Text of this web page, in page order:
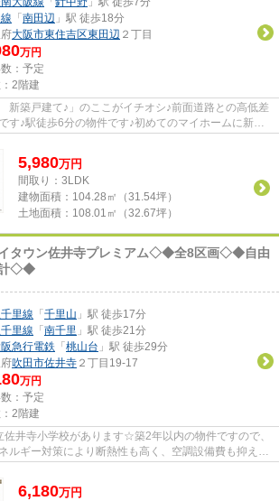
「 南田辺 」駅 徒歩18分
大阪市東住吉区東田辺 ２丁目
万円
：予定
2階建
新築戸建て♪」のここがイチオシ♪前面道路との高低差
す♪駅徒歩6分の物件です♪初めてのマイホームに新築
5,980万円
間取り：3LDK
建物面積： 104.28㎡（31.54坪）
土地面積： 108.01㎡（32.67坪）
タウン佐井寺プレミアム◇◆全8区画◇◆自由
◇◆
里線 「 千里山 」駅 徒歩17分
里線 「 南千里 」駅 徒歩21分
急行電鉄 「 桃山台 」駅 徒歩29分
吹田市佐井寺 ２丁目19-17
万円
：予定
2階建
井寺小学校があります☆築2年以内の物件ですので、
ルギー対策により断熱性も高く、空調設備費も抑えら
6,180万円